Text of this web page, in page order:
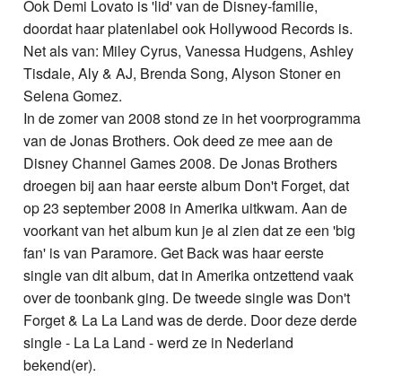
Ook Demi Lovato is 'lid' van de Disney-familie,
doordat haar platenlabel ook Hollywood Records is.
Net als van: Miley Cyrus, Vanessa Hudgens, Ashley
Tisdale, Aly & AJ, Brenda Song, Alyson Stoner en
Selena Gomez.
In de zomer van 2008 stond ze in het voorprogramma
van de Jonas Brothers. Ook deed ze mee aan de
Disney Channel Games 2008. De Jonas Brothers
droegen bij aan haar eerste album Don't Forget, dat
op 23 september 2008 in Amerika uitkwam. Aan de
voorkant van het album kun je al zien dat ze een 'big
fan' is van Paramore. Get Back was haar eerste
single van dit album, dat in Amerika ontzettend vaak
over de toonbank ging. De tweede single was Don't
Forget & La La Land was de derde. Door deze derde
single - La La Land - werd ze in Nederland
bekend(er).